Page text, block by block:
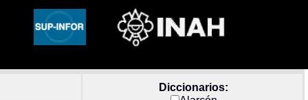
Diccionarios: